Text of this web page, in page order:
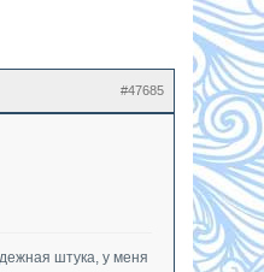
#47685
штука, у меня